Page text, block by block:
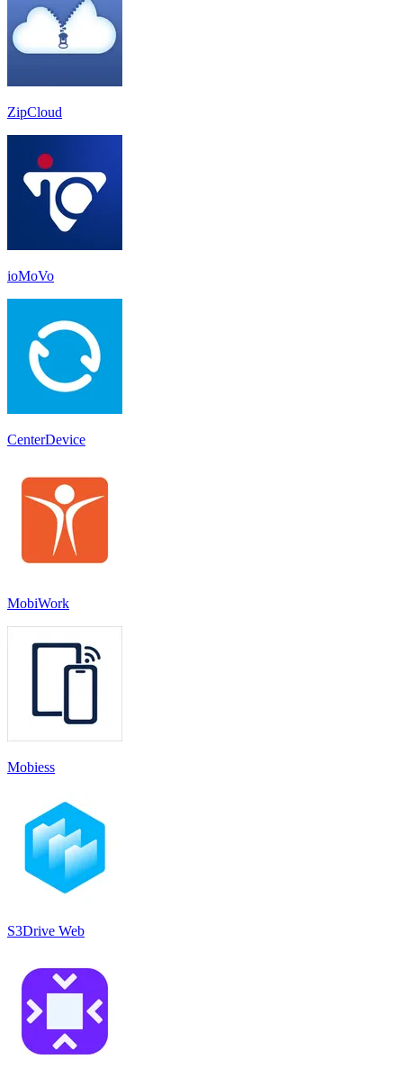
ZipCloud
ioMoVo
CenterDevice
MobiWork
Mobiess
S3Drive Web